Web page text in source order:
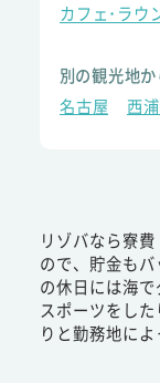
カフェ･ラウ
別の観光地
名古屋
西
リゾバなら寮
ので、貯金も
の休日には海
スポーツをし
りと勤務地に